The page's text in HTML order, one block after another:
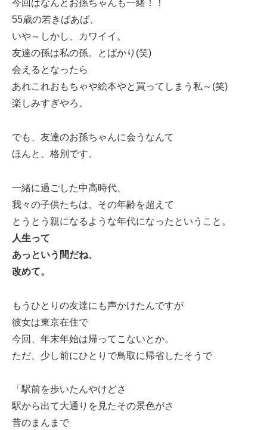
今回はなんとお孫ちゃんも一緒！！
55歳の若きばあば、
いや～しかし、カワイイ。
友達の孫は私の孫。とばかり(笑)
会えるとなったら
あれこれおもちゃや絵本やと買ってしまう私～(笑)
楽しみすぎやろ。
でも、友達のお孫ちゃんに会うなんて
ほんと、格別です。
一緒に過ごした中高時代、
我々の子供たちは、その年齢を超えて
とうとう親になるような年代になったということ。
人生って
あっという間だね、
改めて。
もうひとりの友達にも声かけたんですが
彼女は東京在住で
今回、年末年始は帰ってこないとか。
ただ、少し前にひとりで鳥取に帰省したそうで
「駅前を歩いたんやけどさ
駅から出て大通りを見たその景色がさ
昔のまんまで